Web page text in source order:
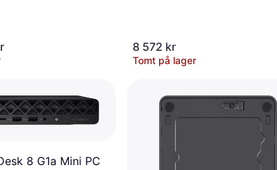
8 572 kr
Tomt på lager
8 G1a Mini PC